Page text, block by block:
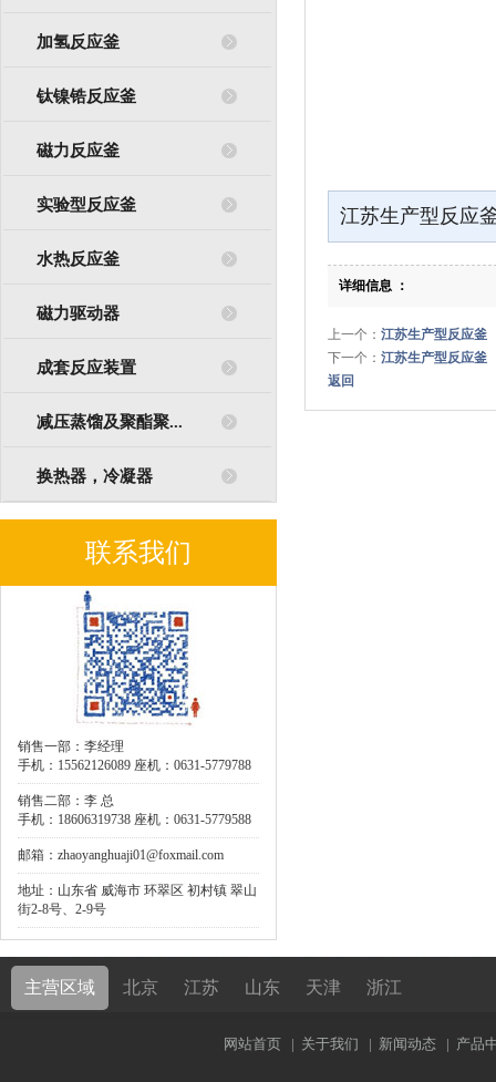
加氢反应釜
钛镍锆反应釜
磁力反应釜
实验型反应釜
水热反应釜
磁力驱动器
成套反应装置
减压蒸馏及聚酯聚...
换热器，冷凝器
联系我们
销售一部：李经理
手机：15562126089 座机：0631-5779788
销售二部：李 总
手机：18606319738 座机：0631-5779588
邮箱：zhaoyanghuaji01@foxmail.com
地址：山东省 威海市 环翠区 初村镇 翠山
街2-8号、2-9号
江苏生产型反应
详细信息 ：
上一个： 江苏生产型反应釜
下一个： 江苏生产型反应釜
返回
主营区域 北京 江苏 山东 天津 浙江
网站首页 | 关于我们 | 新闻动态 | 产品